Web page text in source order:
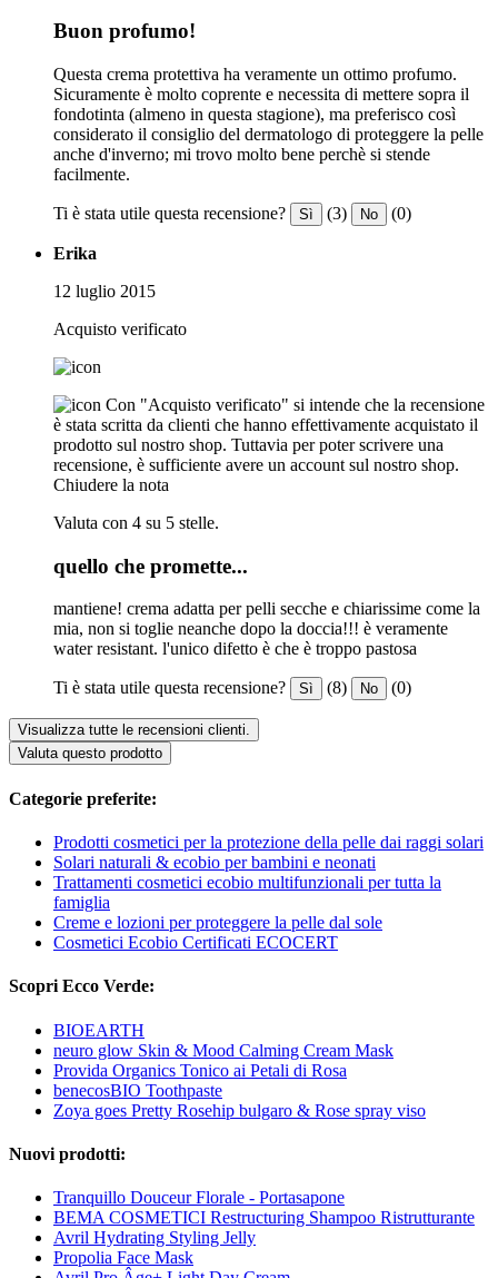
Buon profumo!
Questa crema protettiva ha veramente un ottimo profumo.
Sicuramente è molto coprente e necessita di mettere sopra il
fondotinta (almeno in questa stagione), ma preferisco così
considerato il consiglio del dermatologo di proteggere la pelle
anche d'inverno; mi trovo molto bene perchè si stende
facilmente.
Ti è stata utile questa recensione? Sì (3) No (0)
Erika
12 luglio 2015
Acquisto verificato
Con "Acquisto verificato" si intende che la recensione
è stata scritta da clienti che hanno effettivamente acquistato il
prodotto sul nostro shop. Tuttavia per poter scrivere una
recensione, è sufficiente avere un account sul nostro shop.
Chiudere la nota
Valuta con 4 su 5 stelle.
quello che promette...
mantiene! crema adatta per pelli secche e chiarissime come la
mia, non si toglie neanche dopo la doccia!!! è veramente
water resistant. l'unico difetto è che è troppo pastosa
Ti è stata utile questa recensione? Sì (8) No (0)
Visualizza tutte le recensioni clienti.
Valuta questo prodotto
Categorie preferite:
Prodotti cosmetici per la protezione della pelle dai raggi solari
Solari naturali & ecobio per bambini e neonati
Trattamenti cosmetici ecobio multifunzionali per tutta la
famiglia
Creme e lozioni per proteggere la pelle dal sole
Cosmetici Ecobio Certificati ECOCERT
Scopri Ecco Verde:
BIOEARTH
neuro glow Skin & Mood Calming Cream Mask
Provida Organics Tonico ai Petali di Rosa
benecosBIO Toothpaste
Zoya goes Pretty Rosehip bulgaro & Rose spray viso
Nuovi prodotti:
Tranquillo Douceur Florale - Portasapone
BEMA COSMETICI Restructuring Shampoo Ristrutturante
Avril Hydrating Styling Jelly
Propolia Face Mask